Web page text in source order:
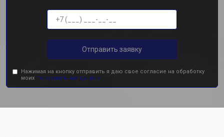
Отправить заявку
Нажимая на кнопку отправить я даю свое согласие на обработку
моих персональных данных.